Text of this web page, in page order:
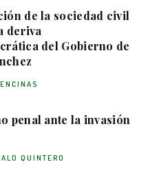
de la sociedad civil
deriva
del Gobierno de
penal ante la invasión
QUINTERO